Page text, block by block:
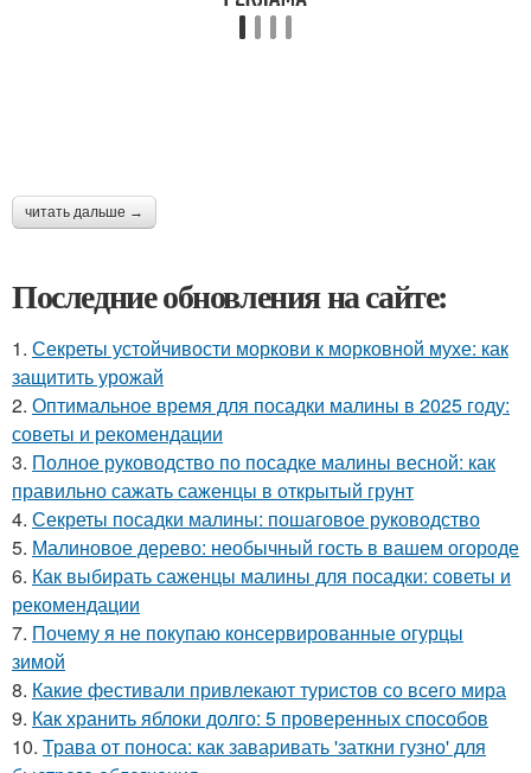
читать дальше →
Последние обновления на сайте:
1. Секреты устойчивости моркови к морковной мухе: как
защитить урожай
2. Оптимальное время для посадки малины в 2025 году:
советы и рекомендации
3. Полное руководство по посадке малины весной: как
правильно сажать саженцы в открытый грунт
4. Секреты посадки малины: пошаговое руководство
5. Малиновое дерево: необычный гость в вашем огороде
6. Как выбирать саженцы малины для посадки: советы и
рекомендации
7. Почему я не покупаю консервированные огурцы
зимой
8. Какие фестивали привлекают туристов со всего мира
9. Как хранить яблоки долго: 5 проверенных способов
10. Трава от поноса: как заваривать 'заткни гузно' для